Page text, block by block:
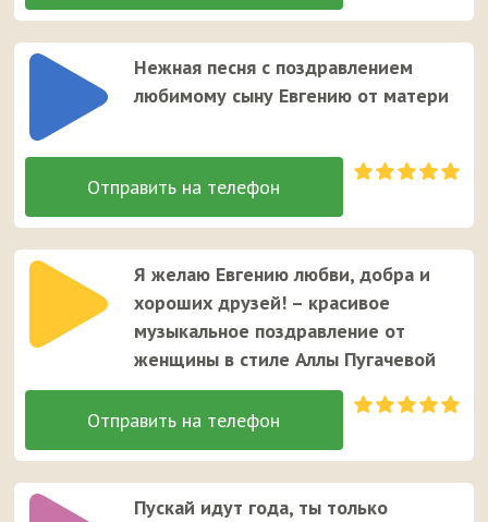
Нежная песня с поздравлением
любимому сыну Евгению от матери
Я желаю Евгению любви, добра и
хороших друзей! – красивое
музыкальное поздравление от
женщины в стиле Аллы Пугачевой
Пускай идут года, ты только